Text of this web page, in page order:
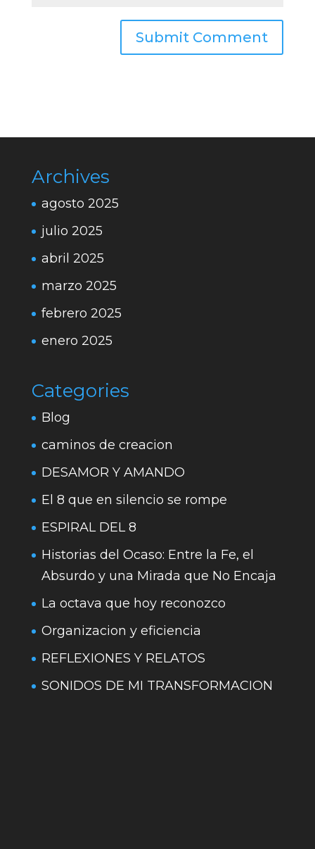
Archives
agosto 2025
julio 2025
abril 2025
marzo 2025
febrero 2025
enero 2025
Categories
Blog
caminos de creacion
DESAMOR Y AMANDO
El 8 que en silencio se rompe
ESPIRAL DEL 8
Historias del Ocaso: Entre la Fe, el
Absurdo y una Mirada que No Encaja
La octava que hoy reconozco
Organizacion y eficiencia
REFLEXIONES Y RELATOS
SONIDOS DE MI TRANSFORMACION